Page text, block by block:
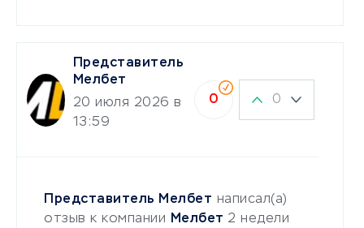
Представитель
Мелбет
20 июля 2026 в
13:59
0 0
Представитель Мелбет написал(а)
отзыв к компании Мелбет 2 недели